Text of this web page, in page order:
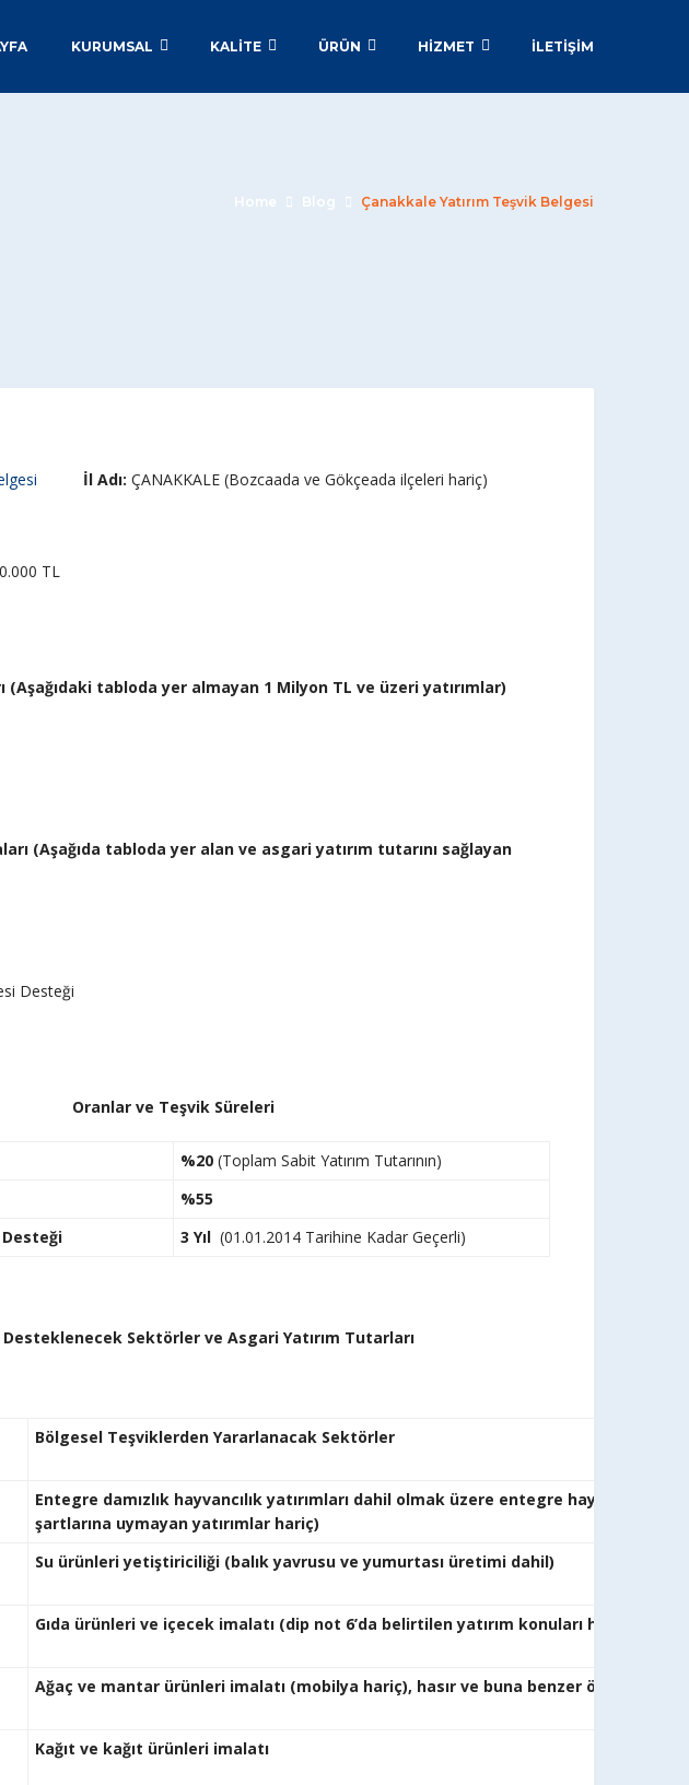
KURUMSAL KALİTE ÜRÜN HİZMET İLETIŞIM
Home Blog Çanakkale Yatırım Teşvik Belgesi
İl Adı: ÇANAKKALE (Bozcaada ve Gökçeada ilçeleri hariç)
TL
(Aşağıdaki tabloda yer almayan 1 Milyon TL ve üzeri yatırımlar)
(Aşağıda tabloda yer alan ve asgari yatırım tutarını sağlayan
Desteği
Oranlar ve Teşvik Süreleri
%20 (Toplam Sabit Yatırım Tutarının)
%55
Desteği
3 Yıl (01.01.2014 Tarihine Kadar Geçerli)
Sektörler ve Asgari Yatırım Tutarları
Bölgesel Teşviklerden Yararlanacak Sektörler
Entegre damızlık hayvancılık yatırımları dahil olmak üzere entegre hayvancılık
şartlarına uymayan yatırımlar
Su ürünleri yetiştiriciliği (balık yavrusu ve
Gıda ürünleri ve içecek imalatı (dip not 6’da belirtilen
Ağaç ve mantar ürünleri imalatı (mobilya hariç), hasır ve buna benzer
Kağıt ve kağıt ürünleri imalatı